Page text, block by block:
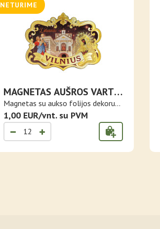
NETURIME
MAGNETAS AUŠROS VARTŲ
MARIJA IR ŠV.
KRISTOFORAS
Magnetas su aukso folijos dekoru
Vilni..
1,00 EUR/vnt. su PVM